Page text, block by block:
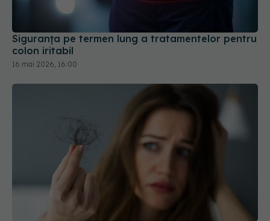
Siguranța pe termen lung a tratamentelor pentru
colon iritabil
16 mai 2026, 16:00